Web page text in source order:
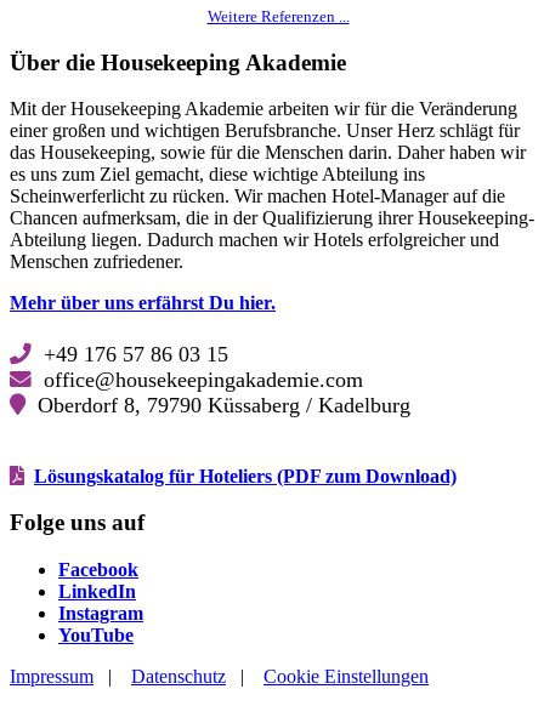
Weitere Referenzen ...
Über die Housekeeping Akademie
Mit der Housekeeping Akademie arbeiten wir für die Veränderung
einer großen und wichtigen Berufsbranche. Unser Herz schlägt für
das Housekeeping, sowie für die Menschen darin. Daher haben wir
es uns zum Ziel gemacht, diese wichtige Abteilung ins
Scheinwerferlicht zu rücken. Wir machen Hotel-Manager auf die
Chancen aufmerksam, die in der Qualifizierung ihrer Housekeeping-
Abteilung liegen. Dadurch machen wir Hotels erfolgreicher und
Menschen zufriedener.
Mehr über uns erfährst Du hier.
+49 176 57 86 03 15
office@housekeepingakademie.com
Oberdorf 8, 79790 Küssaberg / Kadelburg
Lösungskatalog für Hoteliers (PDF zum Download)
Folge uns auf
FacebookFacebook
LinkedIn
InstagramInstagram
YouTubeYouTube
Impressum | Datenschutz | Cookie Einstellungen